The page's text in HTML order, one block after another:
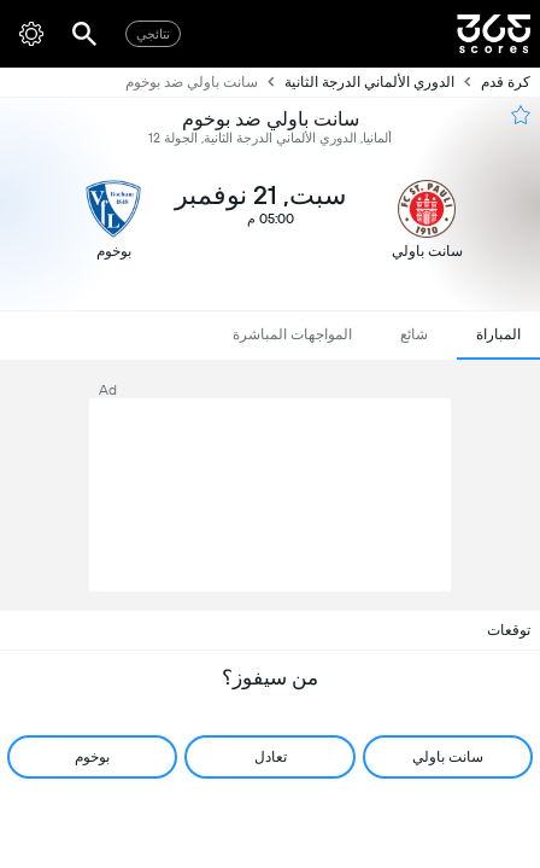
نتائجي
كرة قدم الدوري الألماني الدرجة الثانية سانت باولي ضد بوخوم
سانت باولي ضد بوخوم
ألمانيا, الدوري الألماني الدرجة الثانية, الجولة 12
سانت باولي
سبت, 21 نوفمبر
05:00 م
بوخوم
المباراة شائع المواجهات المباشرة
Ad
توقعات
من سيفوز؟
سانت باولي تعادل بوخوم